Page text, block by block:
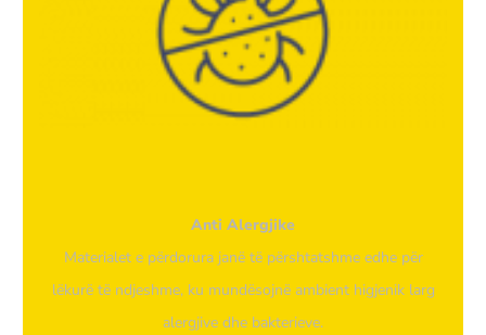
Anti Alergjike
Materialet e përdorura janë të përshtatshme edhe për
lëkurë të ndjeshme, ku mundësojnë ambient higjenik larg
alergjive dhe bakterieve.